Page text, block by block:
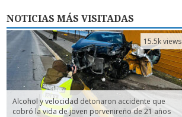
NOTICIAS MÁS VISITADAS
Alcohol y velocidad detonaron accidente que
cobró la vida de joven porvenireño de 21 años
15.5k views